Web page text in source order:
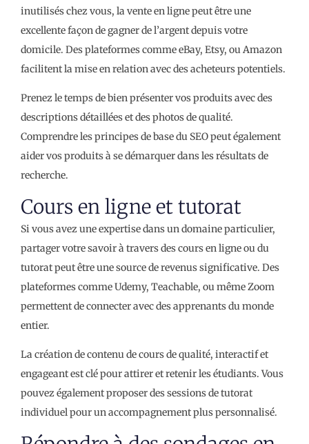
inutilisés chez vous, la vente en ligne peut être une
excellente façon de gagner de l’argent depuis votre
domicile. Des plateformes comme eBay, Etsy, ou Amazon
facilitent la mise en relation avec des acheteurs potentiels.
Prenez le temps de bien présenter vos produits avec des
descriptions détaillées et des photos de qualité.
Comprendre les principes de base du SEO peut également
aider vos produits à se démarquer dans les résultats de
recherche.
Cours en ligne et tutorat
Si vous avez une expertise dans un domaine particulier,
partager votre savoir à travers des cours en ligne ou du
tutorat peut être une source de revenus significative. Des
plateformes comme Udemy, Teachable, ou même Zoom
permettent de connecter avec des apprenants du monde
entier.
La création de contenu de cours de qualité, interactif et
engageant est clé pour attirer et retenir les étudiants. Vous
pouvez également proposer des sessions de tutorat
individuel pour un accompagnement plus personnalisé.